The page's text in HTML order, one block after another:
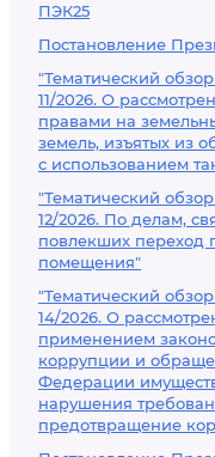
ПЭК25
Постановление
"Тематический
11/2026. О
правами на
земель, изъятых из
с использованием
"Тематический
12/2026. По делам,
повлекших переход
помещения"
"Тематический
14/2026. О
применением
коррупции и
Федерации
нарушения
предотвращение